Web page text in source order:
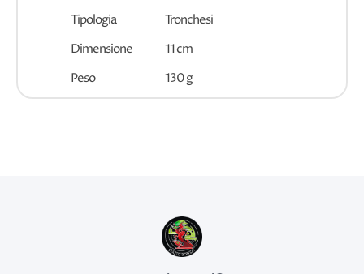
Tipologia
Tronchesi
Dimensione
11 cm
Peso
130 g